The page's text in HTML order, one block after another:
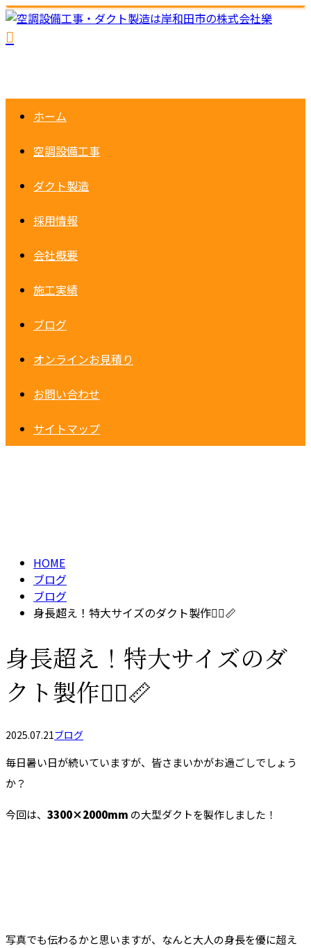
ホーム
空調設備工事
ダクト製造
採用情報
会社概要
施工実績
ブログ
オンラインお見積り
お問い合わせ
サイトマップ
HOME
ブログ
ブログ
身長超え！特大サイズのダクト製作🧍‍♂️📏
身長超え！特大サイズのダ
クト製作🧍‍♂️📏
2025.07.21ブログ
毎日暑い日が続いていますが、皆さまいかがお過ごしでしょう
か？
今回は、 3300×2000mm の大型ダクトを製作しました！
写真でも伝わるかと思いますが、なんと大人の身長を優に超え